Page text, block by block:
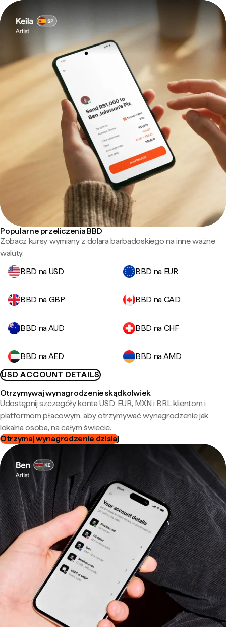
Popularne przeliczenia BBD
Zobacz kursy wymiany z dolara barbadoskiego na inne ważne
waluty.
BBD na USD
BBD na EUR
BBD na GBP BBD na CAD
BBD na AUD BBD na CHF
BBD na AED
BBD na AMD
USD ACCOUNT DETAILS
Otrzymywaj wynagrodzenie skądkolwiek
Udostępnij szczegóły konta USD, EUR, MXN i BRL klientom i
platformom płacowym, aby otrzymywać wynagrodzenie jak
lokalna osoba, na całym świecie.
Otrzymaj wynagrodzenie dzisiaj